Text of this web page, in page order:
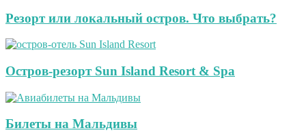
Резорт или локальный остров. Что выбрать?
Остров-резорт Sun Island Resort & Spa
Билеты на Мальдивы